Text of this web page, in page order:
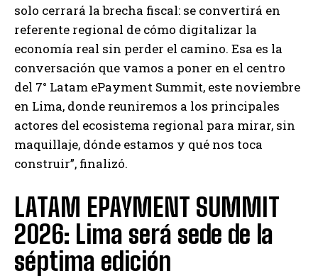
solo cerrará la brecha fiscal: se convertirá en
referente regional de cómo digitalizar la
economía real sin perder el camino. Esa es la
conversación que vamos a poner en el centro
del 7° Latam ePayment Summit, este noviembre
en Lima, donde reuniremos a los principales
actores del ecosistema regional para mirar, sin
maquillaje, dónde estamos y qué nos toca
construir”, finalizó.
LATAM EPAYMENT SUMMIT
2026: Lima será sede de la
séptima edición